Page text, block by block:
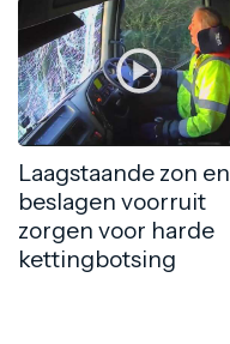
Laagstaande zon en
beslagen voorruit
zorgen voor harde
kettingbotsing